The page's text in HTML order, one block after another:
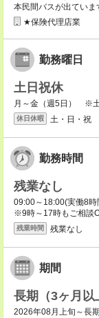
本民間バスが出ていま
★保険代理店業
勤務曜日
土日祝休
月～金（週5日） ※土
休日休暇 土・日・祝
勤務時間
残業なし
09:00～18:00(実働8
※9時～17時もご相談
残業時間 残業なし
期間
長期（3ヶ月以
2026年08月上旬～長